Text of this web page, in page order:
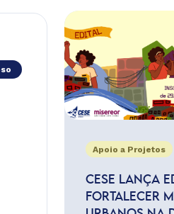
Apoio a Projetos
CESE LANÇA
FORTALECER